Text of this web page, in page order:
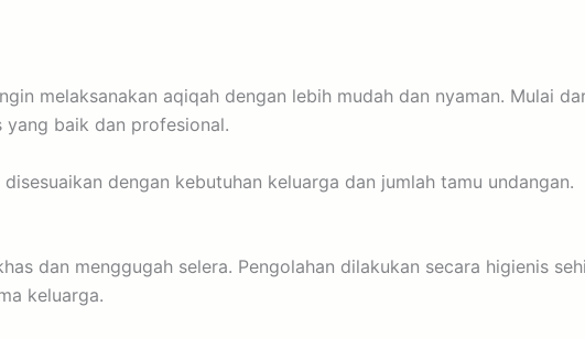
melaksanakan aqiqah dengan lebih mudah dan nyaman. Mulai
yang baik dan profesional.
dengan kebutuhan keluarga dan jumlah tamu undangan.
dan menggugah selera. Pengolahan dilakukan secara higienis
keluarga.